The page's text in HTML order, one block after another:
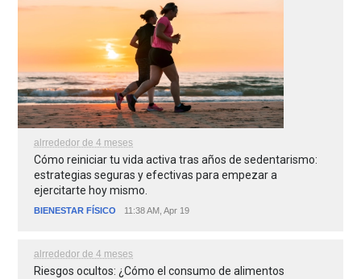
alrrededor de 4 meses
Cómo reiniciar tu vida activa tras años de sedentarismo:
estrategias seguras y efectivas para empezar a
ejercitarte hoy mismo.
BIENESTAR FÍSICO 11:38 AM, Apr 19
alrrededor de 4 meses
Riesgos ocultos: ¿Cómo el consumo de alimentos